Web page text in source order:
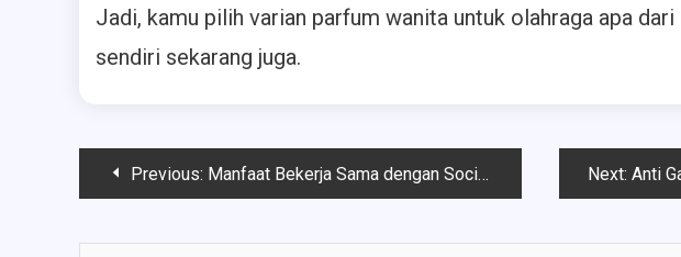
Jadi, kamu pilih varian parfum wanita untuk olahraga apa
sendiri sekarang juga.
PostPrevious: Manfaat Bekerja Sama dengan Social Media Agency untuk Brand Next: Anti